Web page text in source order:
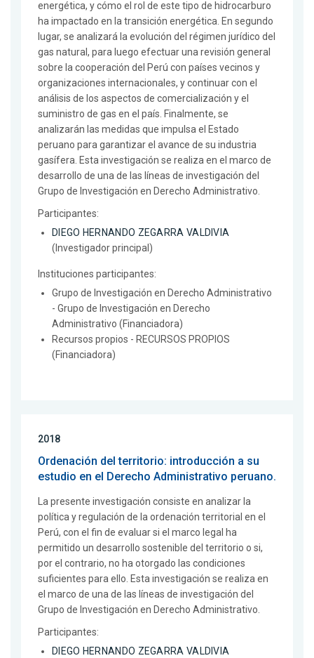
energética, y cómo el rol de este tipo de hidrocarburo
ha impactado en la transición energética. En segundo
lugar, se analizará la evolución del régimen jurídico del
gas natural, para luego efectuar una revisión general
sobre la cooperación del Perú con países vecinos y
organizaciones internacionales, y continuar con el
análisis de los aspectos de comercialización y el
suministro de gas en el país. Finalmente, se
analizarán las medidas que impulsa el Estado
peruano para garantizar el avance de su industria
gasífera. Esta investigación se realiza en el marco de
desarrollo de una de las líneas de investigación del
Grupo de Investigación en Derecho Administrativo.
Participantes:
DIEGO HERNANDO ZEGARRA VALDIVIA
(Investigador principal)
Instituciones participantes:
Grupo de Investigación en Derecho Administrativo
- Grupo de Investigación en Derecho
Administrativo (Financiadora)
Recursos propios - RECURSOS PROPIOS
(Financiadora)
2018
Ordenación del territorio: introducción a su
estudio en el Derecho Administrativo peruano.
La presente investigación consiste en analizar la
política y regulación de la ordenación territorial en el
Perú, con el fin de evaluar si el marco legal ha
permitido un desarrollo sostenible del territorio o si,
por el contrario, no ha otorgado las condiciones
suficientes para ello. Esta investigación se realiza en
el marco de una de las líneas de investigación del
Grupo de Investigación en Derecho Administrativo.
Participantes:
DIEGO HERNANDO ZEGARRA VALDIVIA